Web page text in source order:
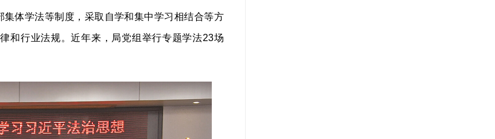
体学法等制度，采取自学和集中学习相结合等方
和行业法规。近年来，局党组举行专题学法23场